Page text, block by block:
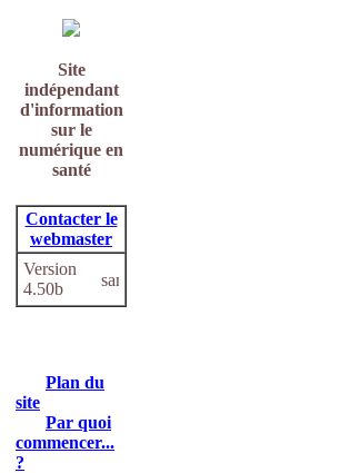
Site
indépendant
d'information
sur le
numérique en
santé
Contacter le
webmaster
Version
4.50b
Plan du
site
Par quoi
commencer...
?